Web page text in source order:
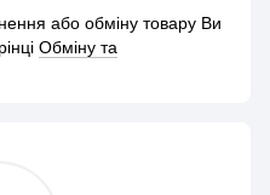
або обміну товару Ви
Обміну та